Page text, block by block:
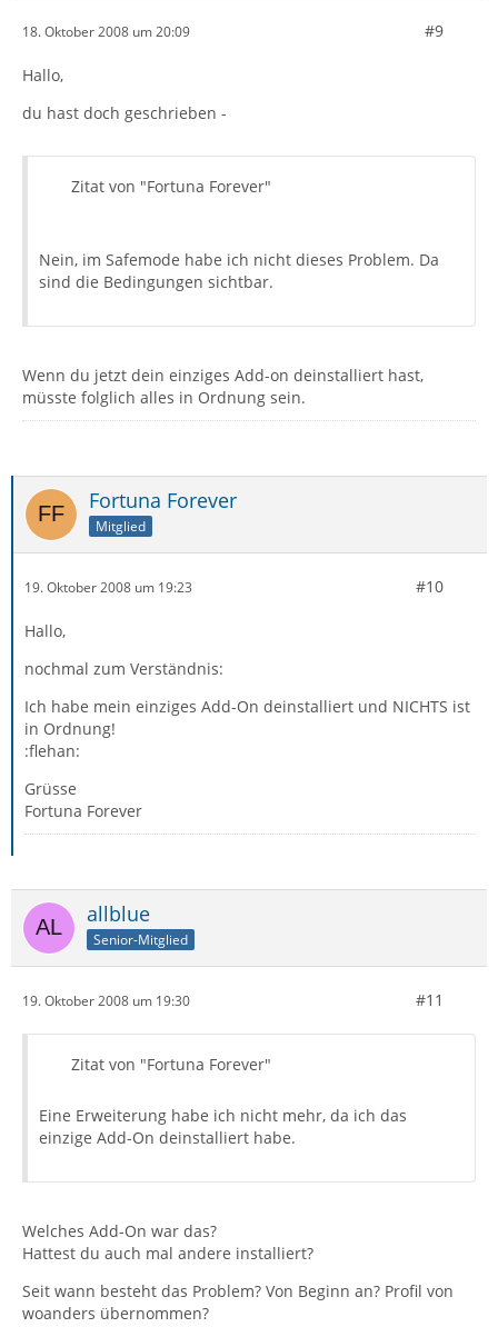
18. Oktober 2008 um 20:09 #9
Hallo,
du hast doch geschrieben -
Zitat von "Fortuna Forever"
Nein, im Safemode habe ich nicht dieses Problem. Da
sind die Bedingungen sichtbar.
Wenn du jetzt dein einziges Add-on deinstalliert hast,
müsste folglich alles in Ordnung sein.
Fortuna Forever
Mitglied
19. Oktober 2008 um 19:23 #10
Hallo,
nochmal zum Verständnis:
Ich habe mein einziges Add-On deinstalliert und NICHTS ist
in Ordnung!
:flehan:
Grüsse
Fortuna Forever
allblue
Senior-Mitglied
19. Oktober 2008 um 19:30 #11
Zitat von "Fortuna Forever"
Eine Erweiterung habe ich nicht mehr, da ich das
einzige Add-On deinstalliert habe.
Welches Add-On war das?
Hattest du auch mal andere installiert?
Seit wann besteht das Problem? Von Beginn an? Profil von
woanders übernommen?